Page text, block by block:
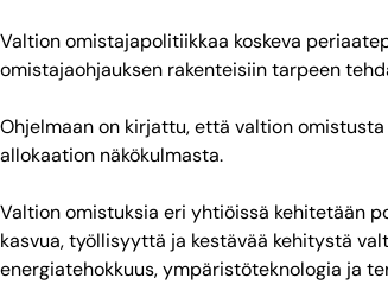
Valtion omistajapolitiikkaa koskeva
omistajaohjauksen rakenteisiin tarpeen
Ohjelmaan on kirjattu, että valtion
allokaation näkökulmasta.
Valtion omistuksia eri yhtiöissä kehitetään
kasvua, työllisyyttä ja kestävää kehitystä
energiatehokkuus, ympäristöteknologia ja